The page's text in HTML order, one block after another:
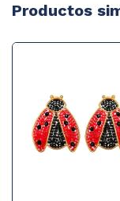
Productos